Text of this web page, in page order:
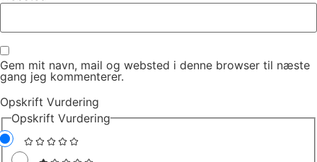
Gem mit navn, mail og websted i denne browser til næste
gang jeg kommenterer.
Opskrift Vurdering
Opskrift Vurdering